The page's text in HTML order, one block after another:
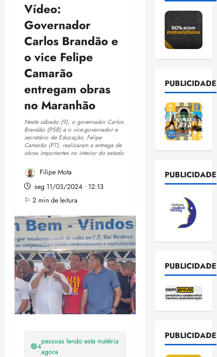
Vídeo:
Governador
Carlos Brandão e
o vice Felipe
Camarão
entregam obras
no Maranhão
Neste sábado (9), o governador Carlos
Brandão (PSB) e o vice-governador e
secretário de Educação, Felipe
Camarão (PT), realizaram a entrega de
obras importantes no interior do estado.
Filipe Mota
seg 11/03/2024 • 12:13
⚐ 2 min de leitura
🟢4
pessoas lendo esta matéria
agora
PUBLICIDADE
PUBLICIDADE
PUBLICIDADE
PUBLICIDADE